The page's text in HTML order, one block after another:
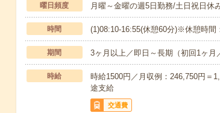
曜日頻度 月曜～金曜の週5日勤務/土日祝日休
時間 (1)08:10-16:55(休憩60分)※休憩時間
期間 3ヶ月以上／即日～長期（初回1ヶ月
時給
時給1500円／月収例：246,750円
途支給
交通費